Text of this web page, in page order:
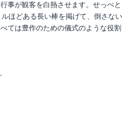
事が観客を白熱させます。せっぺと
ほどある長い棒を掲げて、倒さない
ては豊作のための儀式のような役割